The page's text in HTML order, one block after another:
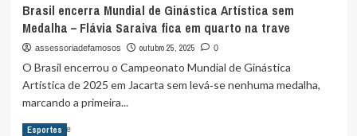
da
Copa
do
Mundo
de
Londres: Sabrina Fea é
reconhecida em Premiação Internacional
Brasil encerra Mundial de Ginástica Artística sem
Medalha – Flávia Saraiva fica em quarto na trave
assessoriadefamosos outubro 25, 2025 0
O Brasil encerrou o Campeonato Mundial de Ginástica
Artística de 2025 em Jacarta sem levá‑se nenhuma medalha,
marcando a primeira...
Read MoreRead
Esportes